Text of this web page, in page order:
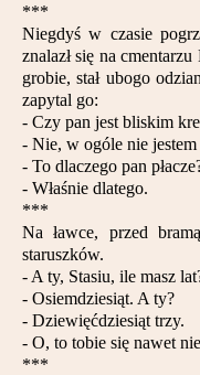
***
Niegdyś w czasie
znalazł się na
grobie, stał ubogo
zapytal go:
- Czy pan jest bliskim
- Nie, w ogóle nie
- To dlaczego pan
- Właśnie dlatego.
***
Na ławce, przed
staruszków.
- A ty, Stasiu, ile masz
- Osiemdziesiąt. A ty?
- Dziewięćdziesiąt trzy.
- O, to tobie się nawet
***